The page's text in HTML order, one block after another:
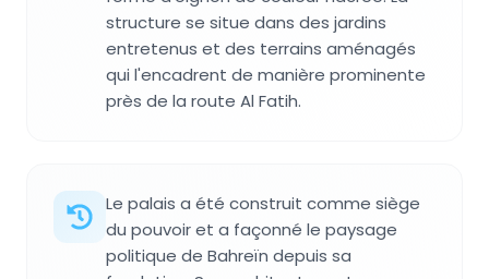
structure se situe dans des jardins
entretenus et des terrains aménagés
qui l'encadrent de manière prominente
près de la route Al Fatih.
Le palais a été construit comme siège
du pouvoir et a façonné le paysage
politique de Bahreïn depuis sa